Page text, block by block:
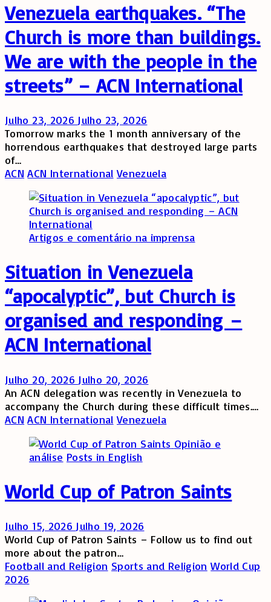
Venezuela earthquakes. “The
Church is more than buildings.
We are with the people in the
streets” – ACN International
Julho 23, 2026 Julho 23, 2026
Tomorrow marks the 1 month anniversary of the
horrendous earthquakes that destroyed large parts
of…
ACN ACN International Venezuela
Artigos e comentário na imprensa
Situation in Venezuela
“apocalyptic”, but Church is
organised and responding –
ACN International
Julho 20, 2026 Julho 20, 2026
An ACN delegation was recently in Venezuela to
accompany the Church during these difficult times.…
ACN ACN International Venezuela
Opinião e
análise Posts in English
World Cup of Patron Saints
Julho 15, 2026 Julho 19, 2026
World Cup of Patron Saints – Follow us to find out
more about the patron…
Football and Religion Sports and Religion World Cup
2026